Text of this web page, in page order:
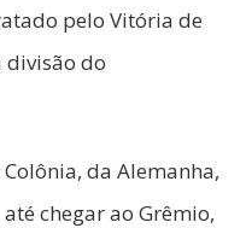
pelo Vitória de
do
da Alemanha,
chegar ao Grêmio,